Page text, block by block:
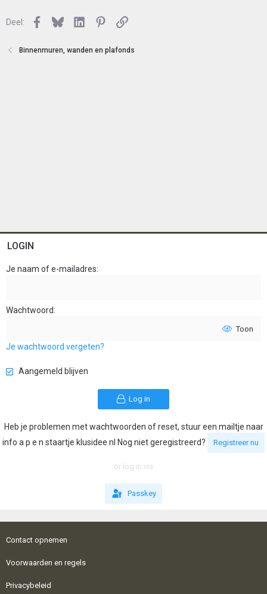
Deel: Facebook
BlueskyLinkedInPinterest
Link
Binnenmuren, wanden en plafonds
LOGIN
Je naam of e-mailadres
Wachtwoord
Toon
Je wachtwoord vergeten?
Aangemeld blijven
Log in
Heb je problemen met wachtwoorden of reset, stuur een mailtje naar
info a p e n staartje klusidee nl Nog niet geregistreerd?
Registreer nu
or log in via
Passkey
Contact opnemen
Voorwaarden en regels
Privacybeleid